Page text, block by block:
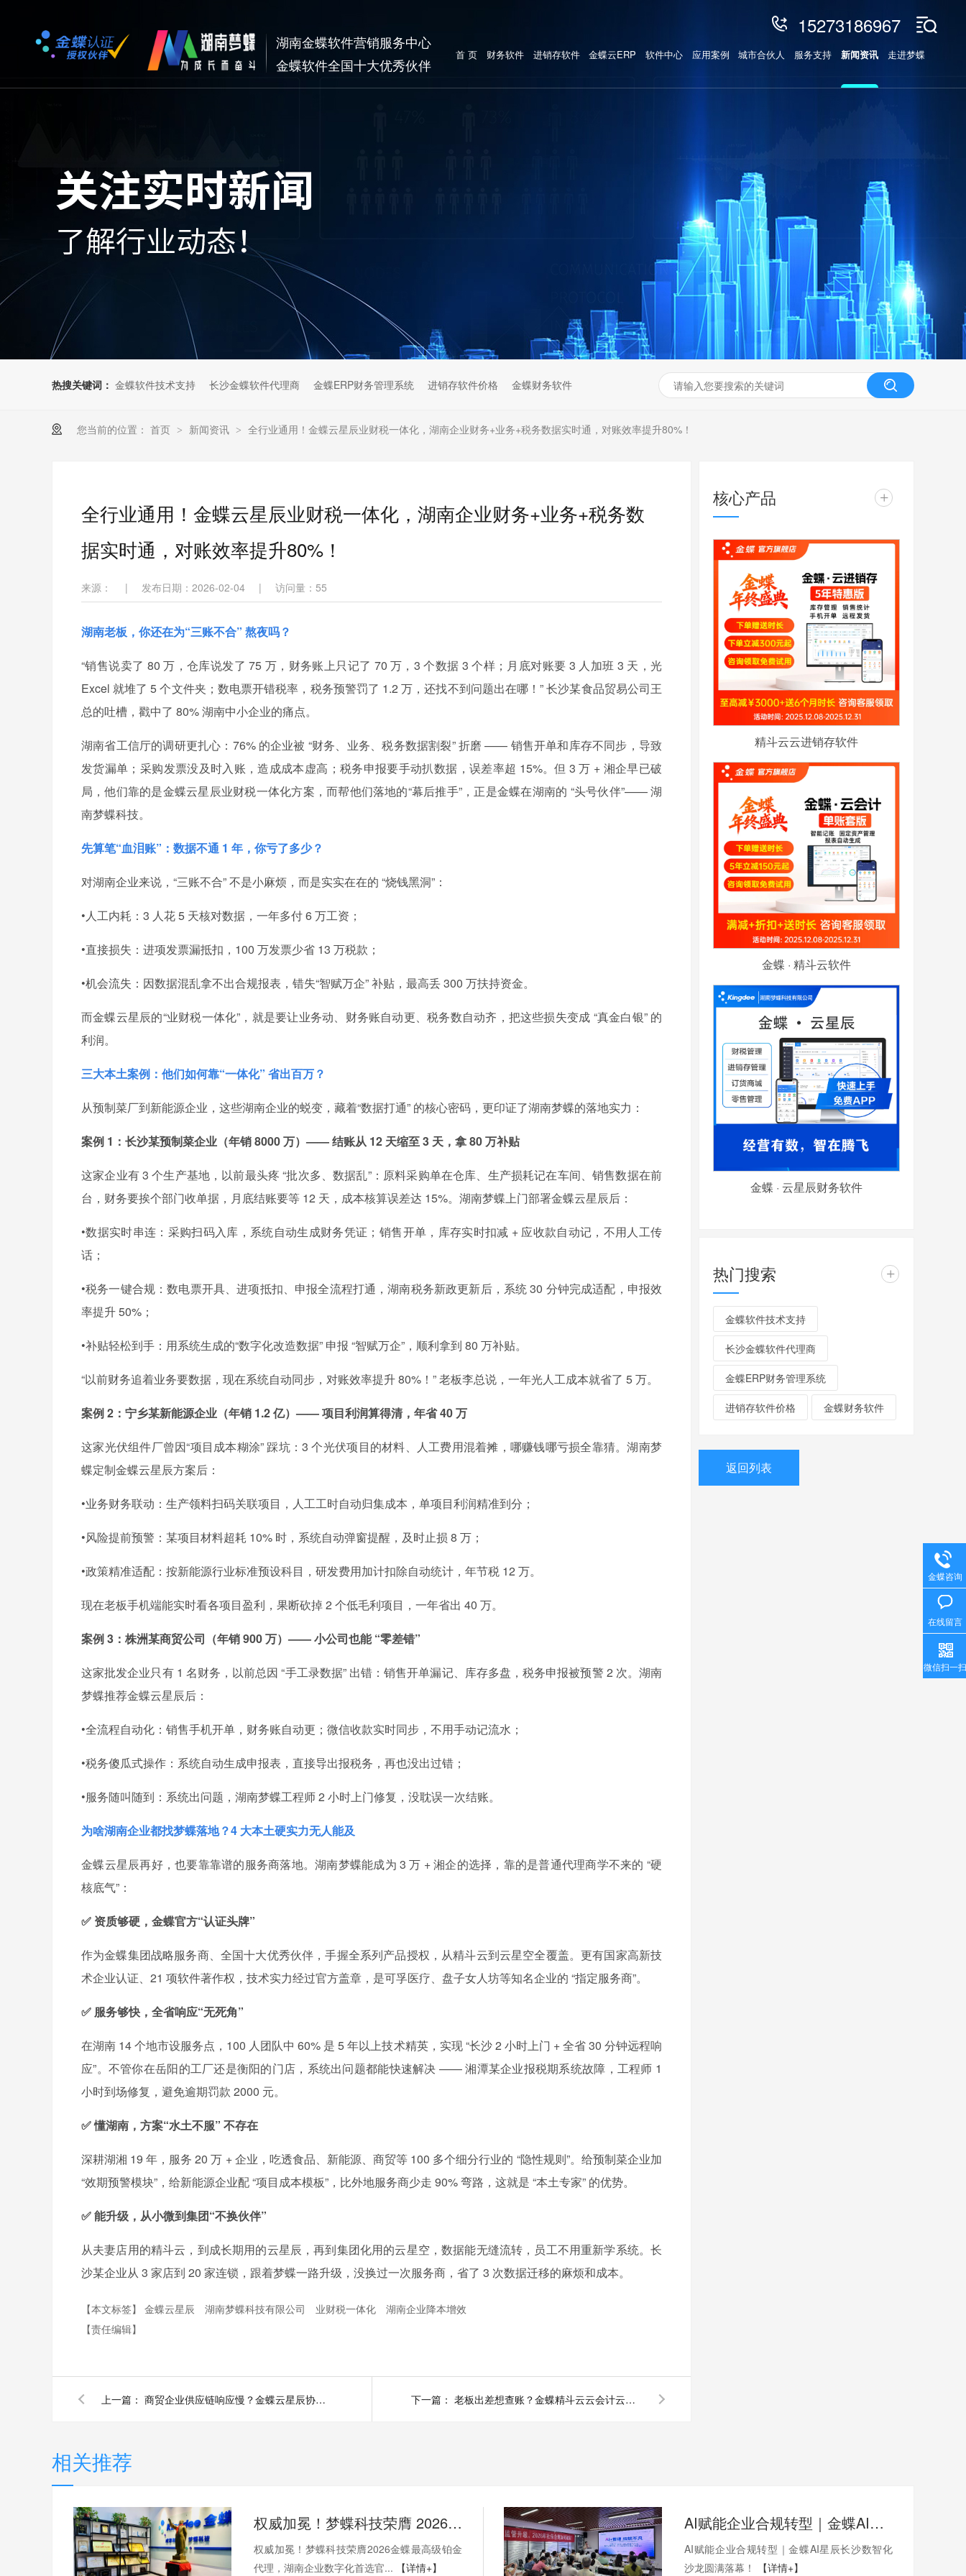
湖南金蝶软件营销服务中心
金蝶软件全国十大优秀伙伴
15273186967
首 页 财务软件 进销存软件 金蝶云ERP 软件中心 应用案例 城市合伙人 服务支持 新闻资讯 走进梦蝶
热搜关键词： 金蝶软件技术支持 长沙金蝶软件代理商 金蝶ERP财务管理系统 进销存软件价格 金蝶财务软件
您当前的位置： 首页 > 新闻资讯 > 全行业通用！金蝶云星辰业财税一体化，湖南企业财务+业务+税务数据实时通，对账效率提升80%！
全行业通用！金蝶云星辰业财税一体化，湖南企业财务+业务+税务数
据实时通，对账效率提升80%！
来源： | 发布日期：2026-02-04 | 访问量： 55
湖南老板，你还在为“三账不合” 熬夜吗？
“销售说卖了 80 万，仓库说发了 75 万，财务账上只记了 70 万，3 个数据 3 个样；月底对账要 3 人加班 3 天，光
Excel 就堆了 5 个文件夹；数电票开错税率，税务预警罚了 1.2 万，还找不到问题出在哪！” 长沙某食品贸易公司王
总的吐槽，戳中了 80% 湖南中小企业的痛点。
湖南省工信厅的调研更扎心：76% 的企业被 “财务、业务、税务数据割裂” 折磨 —— 销售开单和库存不同步，导致
发货漏单；采购发票没及时入账，造成成本虚高；税务申报要手动扒数据，误差率超 15%。但 3 万 + 湘企早已破
局，他们靠的是金蝶云星辰业财税一体化方案，而帮他们落地的“幕后推手”，正是金蝶在湖南的 “头号伙伴”—— 湖
南梦蝶科技。
先算笔“血泪账”：数据不通 1 年，你亏了多少？
对湖南企业来说，“三账不合” 不是小麻烦，而是实实在在的 “烧钱黑洞”：
•人工内耗：3 人花 5 天核对数据，一年多付 6 万工资；
•直接损失：进项发票漏抵扣，100 万发票少省 13 万税款；
•机会流失：因数据混乱拿不出合规报表，错失“智赋万企” 补贴，最高丢 300 万扶持资金。
而金蝶云星辰的“业财税一体化”，就是要让业务动、财务账自动更、税务数自动齐，把这些损失变成 “真金白银” 的
利润。
三大本土案例：他们如何靠“一体化” 省出百万？
从预制菜厂到新能源企业，这些湖南企业的蜕变，藏着“数据打通” 的核心密码，更印证了湖南梦蝶的落地实力：
案例 1：长沙某预制菜企业（年销 8000 万）—— 结账从 12 天缩至 3 天，拿 80 万补贴
这家企业有 3 个生产基地，以前最头疼 “批次多、数据乱”：原料采购单在仓库、生产损耗记在车间、销售数据在前
台，财务要挨个部门收单据，月底结账要等 12 天，成本核算误差达 15%。湖南梦蝶上门部署金蝶云星辰后：
•数据实时串连：采购扫码入库，系统自动生成财务凭证；销售开单，库存实时扣减 + 应收款自动记，不用人工传
话；
•税务一键合规：数电票开具、进项抵扣、申报全流程打通，湖南税务新政更新后，系统 30 分钟完成适配，申报效
率提升 50%；
•补贴轻松到手：用系统生成的“数字化改造数据” 申报 “智赋万企”，顺利拿到 80 万补贴。
“以前财务追着业务要数据，现在系统自动同步，对账效率提升 80%！” 老板李总说，一年光人工成本就省了 5 万。
案例 2：宁乡某新能源企业（年销 1.2 亿）—— 项目利润算得清，年省 40 万
这家光伏组件厂曾因“项目成本糊涂” 踩坑：3 个光伏项目的材料、人工费用混着摊，哪赚钱哪亏损全靠猜。湖南梦
蝶定制金蝶云星辰方案后：
•业务财务联动：生产领料扫码关联项目，人工工时自动归集成本，单项目利润精准到分；
•风险提前预警：某项目材料超耗 10% 时，系统自动弹窗提醒，及时止损 8 万；
•政策精准适配：按新能源行业标准预设科目，研发费用加计扣除自动统计，年节税 12 万。
现在老板手机端能实时看各项目盈利，果断砍掉 2 个低毛利项目，一年省出 40 万。
案例 3：株洲某商贸公司（年销 900 万）—— 小公司也能 “零差错”
这家批发企业只有 1 名财务，以前总因 “手工录数据” 出错：销售开单漏记、库存多盘，税务申报被预警 2 次。湖南
梦蝶推荐金蝶云星辰后：
•全流程自动化：销售手机开单，财务账自动更；微信收款实时同步，不用手动记流水；
•税务傻瓜式操作：系统自动生成申报表，直接导出报税务，再也没出过错；
•服务随叫随到：系统出问题，湖南梦蝶工程师 2 小时上门修复，没耽误一次结账。
为啥湖南企业都找梦蝶落地？4 大本土硬实力无人能及
金蝶云星辰再好，也要靠靠谱的服务商落地。湖南梦蝶能成为 3 万 + 湘企的选择，靠的是普通代理商学不来的 “硬
核底气”：
✅ 资质够硬，金蝶官方“认证头牌”
作为金蝶集团战略服务商、全国十大优秀伙伴，手握全系列产品授权，从精斗云到云星空全覆盖。更有国家高新技
术企业认证、21 项软件著作权，技术实力经过官方盖章，是可孚医疗、盘子女人坊等知名企业的 “指定服务商”。
✅ 服务够快，全省响应“无死角”
在湖南 14 个地市设服务点，100 人团队中 60% 是 5 年以上技术精英，实现 “长沙 2 小时上门 + 全省 30 分钟远程响
应”。不管你在岳阳的工厂还是衡阳的门店，系统出问题都能快速解决 —— 湘潭某企业报税期系统故障，工程师 1
小时到场修复，避免逾期罚款 2000 元。
✅ 懂湖南，方案“水土不服” 不存在
深耕湖湘 19 年，服务 20 万 + 企业，吃透食品、新能源、商贸等 100 多个细分行业的 “隐性规则”。给预制菜企业加
“效期预警模块”，给新能源企业配 “项目成本模板”，比外地服务商少走 90% 弯路，这就是 “本土专家” 的优势。
✅ 能升级，从小微到集团“不换伙伴”
从夫妻店用的精斗云，到成长期用的云星辰，再到集团化用的云星空，数据能无缝流转，员工不用重新学系统。长
沙某企业从 3 家店到 20 家连锁，跟着梦蝶一路升级，没换过一次服务商，省了 3 次数据迁移的麻烦和成本。
【本文标签】 金蝶云星辰 湖南梦蝶科技有限公司 业财税一体化
湖南企业降本增效
【责任编辑】
上一篇： 商贸企业供应链响应慢？金蝶云星辰协同方案，上下游数据打通，订单交付快30%！ 下一篇： 老板出差想查账？金蝶精斗云云会计云端实时记账，电脑手机多端同步，随时随地管财务！
核心产品 +
精斗云云进销存软件
金蝶 · 精斗云软件
金蝶 · 云星辰财务软件
热门搜索 +
金蝶软件技术支持
长沙金蝶软件代理商
金蝶ERP财务管理系统
进销存软件价格 金蝶财务软件
返回列表
相关推荐
权威加冕！梦蝶科技荣膺 2026 金蝶最高级铂金代理，湖南企业数字化首选官方核心伙伴
权威加冕！梦蝶科技荣膺2026金蝶最高级铂金
代理，湖南企业数字化首选官...
【详情+】
AI赋能企业合规转型｜金蝶AI星辰长沙数智化沙龙圆满落幕！
AI赋能企业合规转型｜金蝶AI星辰长沙数智化
沙龙圆满落幕！
【详情+】
金蝶咨询
在线留言
微信扫一扫